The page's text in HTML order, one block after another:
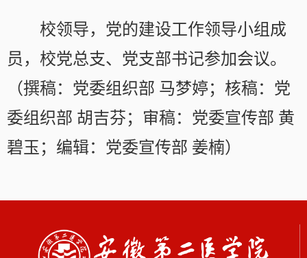
校领导，党的建设工作领导小组成
员，校党总支、党支部书记参加会议。
（撰稿：党委组织部 马梦婷；核稿：党
委组织部 胡吉芬；审稿：党委宣传部 黄
碧玉；编辑：党委宣传部 姜楠）